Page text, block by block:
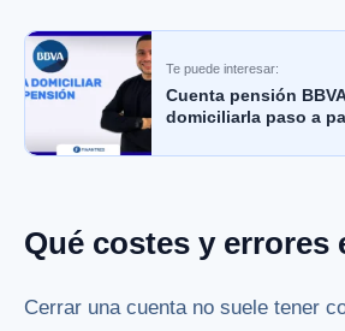
Te puede interesar:
Cuenta pensión
domiciliarla paso a
Qué costes y errores
Cerrar una cuenta no suele tener